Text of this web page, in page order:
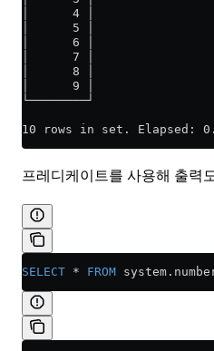
│      4 │
│      5 │
│      6 │
│      7 │
│      8 │
│      9 │
└────────┘
10 rows in set. Elapsed:
프레디케이트를 사용해 출력
SELECT * FROM system .